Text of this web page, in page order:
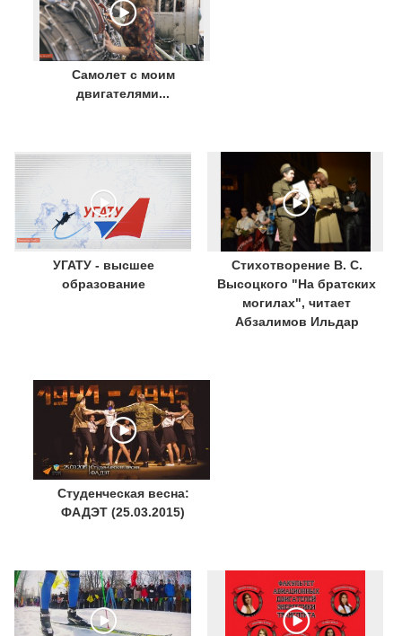
Самолет с моим
двигателями...
УГАТУ - высшее
образование
Стихотворение В. С.
Высоцкого "На братских
могилах", читает
Абзалимов Ильдар
Студенческая весна:
ФАДЭТ (25.03.2015)